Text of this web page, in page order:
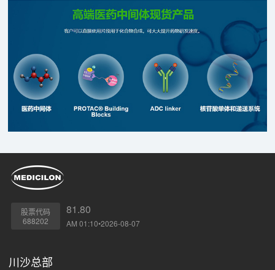
股票代码
688202
81.80
AM 01:10•2026-08-07
川沙总部